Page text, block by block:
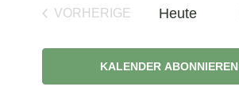
VORHERIGE
Heute
KALENDER ABONNIEREN